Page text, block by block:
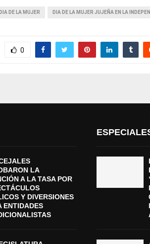
DIA DE LA MUJER DIA DE LA MUJER JUJEÑA EN LA
0
LA
A LA TASA POR
Y DIVERSIONES
ENTIDADES